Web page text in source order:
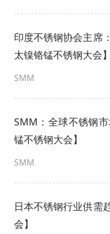
钼供应增速
中国是全球主要
印度不锈钢协会主席
太镍铬锰不锈钢大会】
SMM
SMM：全球不锈钢
锰不锈钢大会】
SMM
日本不锈钢行业供需
会】